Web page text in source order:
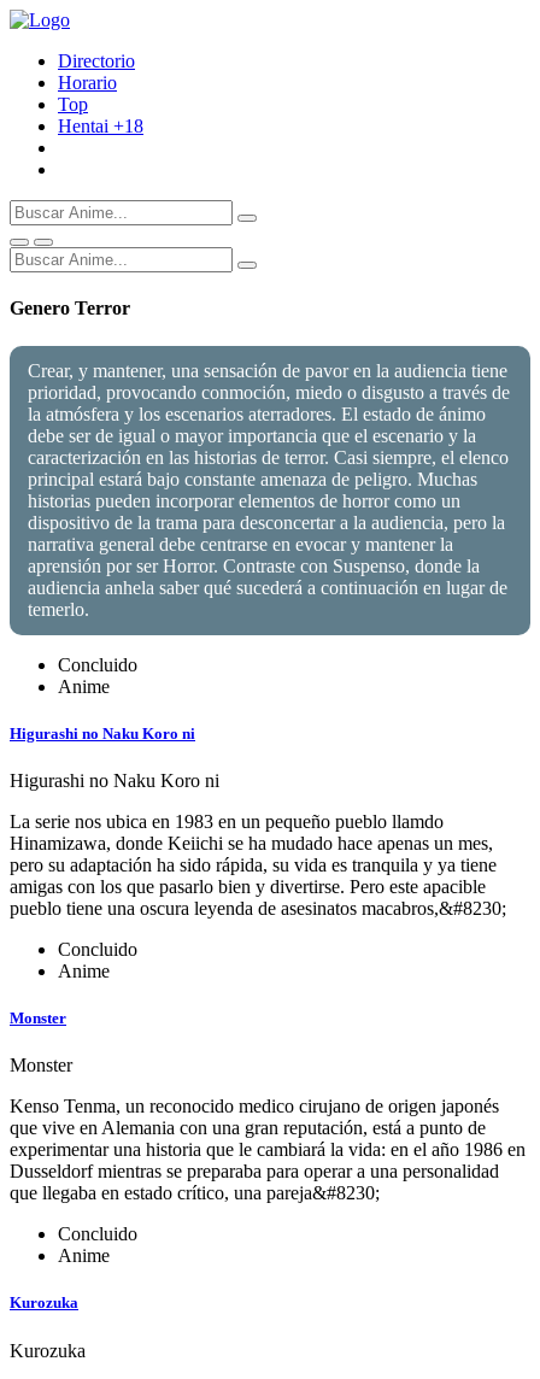
Directorio
Horario
Top
Hentai +18
Genero Terror
Crear, y mantener, una sensación de pavor en la audiencia tiene
prioridad, provocando conmoción, miedo o disgusto a través de
la atmósfera y los escenarios aterradores. El estado de ánimo
debe ser de igual o mayor importancia que el escenario y la
caracterización en las historias de terror. Casi siempre, el elenco
principal estará bajo constante amenaza de peligro. Muchas
historias pueden incorporar elementos de horror como un
dispositivo de la trama para desconcertar a la audiencia, pero la
narrativa general debe centrarse en evocar y mantener la
aprensión por ser Horror. Contraste con Suspenso, donde la
audiencia anhela saber qué sucederá a continuación en lugar de
temerlo.
Concluido
Anime
Higurashi no Naku Koro ni
Higurashi no Naku Koro ni
La serie nos ubica en 1983 en un pequeño pueblo llamdo
Hinamizawa, donde Keiichi se ha mudado hace apenas un mes,
pero su adaptación ha sido rápida, su vida es tranquila y ya tiene
amigas con los que pasarlo bien y divertirse. Pero este apacible
pueblo tiene una oscura leyenda de asesinatos macabros,&#8230;
Concluido
Anime
Monster
Monster
Kenso Tenma, un reconocido medico cirujano de origen japonés
que vive en Alemania con una gran reputación, está a punto de
experimentar una historia que le cambiará la vida: en el año 1986 en
Dusseldorf mientras se preparaba para operar a una personalidad
que llegaba en estado crítico, una pareja&#8230;
Concluido
Anime
Kurozuka
Kurozuka